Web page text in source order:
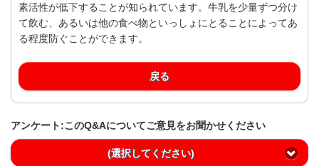
素活性が低下することが知られています。牛乳を少量ずつ分け
て飲む、あるいは他の食べ物といっしょにとることによってあ
る程度防ぐことができます。
戻る
アンケート:このQ&Aについてご意見をお聞かせください
(選択してください)